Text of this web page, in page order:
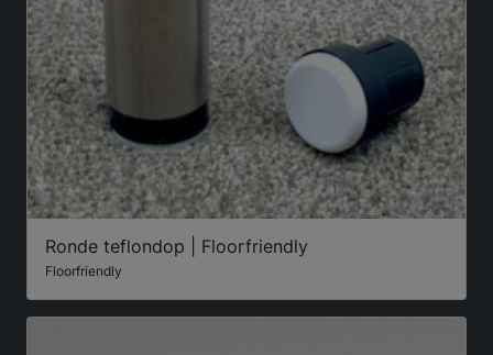
Ronde teflondop | Floorfriendly
Floorfriendly